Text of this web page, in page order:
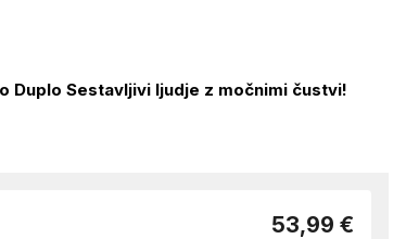
Duplo Sestavljivi ljudje z močnimi čustvi!
53,99 €